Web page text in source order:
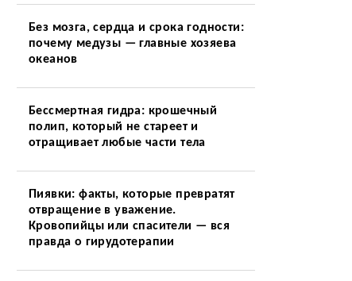
Без мозга, сердца и срока годности:
почему медузы — главные хозяева
океанов
Бессмертная гидра: крошечный
полип, который не стареет и
отращивает любые части тела
Пиявки: факты, которые превратят
отвращение в уважение.
Кровопийцы или спасители — вся
правда о гирудотерапии